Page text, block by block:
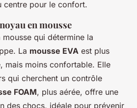
centre pour le confort.
en mousse
mousse qui détermine la
La mousse EVA est plus
mais moins confortable. Elle
qui cherchent un contrôle
FOAM, plus aérée, offre une
des chocs, idéale pour prévenir